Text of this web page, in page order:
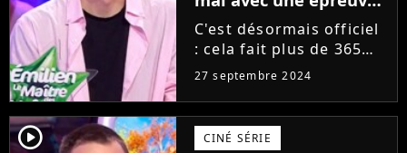
du jeu, "J'ai toujours
trouvé ça
extrêmement difficile"
C'est désormais officiel
: cela fait plus de 365
jours qu'Emilien squatte
le plateau des 12 Coups
de Midi sur TF1.
Pourtant, comme l'a
confié le protégé de
27 septembre 2024
player2 CINÉ SÉRIE